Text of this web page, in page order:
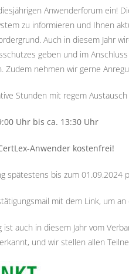
Anwenderforum ein!
zu informieren und Ihnen
Auch in diesem Jahr
geben und im
Zudem nehmen wir gerne
Stunden mit regem
Uhr bis ca. 13:30 Uhr
Anwender kostenfrei!
spätestens bis zum 01.09.2024
mit dem Link, um
ist auch in diesem Jahr vom
und wir stellen allen